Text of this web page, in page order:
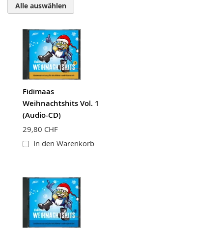
Alle auswählen
Fidimaas
Weihnachtshits Vol. 1
(Audio-CD)
29,80 CHF
In den Warenkorb